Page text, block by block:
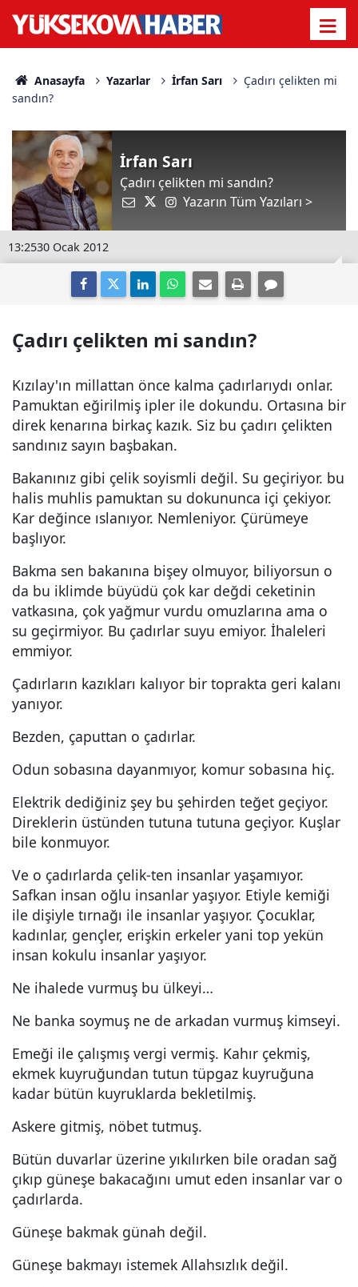
Anasayfa Yazarlar İrfan Sarı
Çadırı çelikten mi
sandın?
İrfan Sarı
Çadırı çelikten mi sandın?
Yazarın Tüm Yazıları >
13:2530 Ocak 2012
Çadırı çelikten mi sandın?
Kızılay'ın millattan önce kalma çadırlarıydı onlar.
Pamuktan eğirilmiş ipler ile dokundu. Ortasına bir
direk kenarına birkaç kazık. Siz bu çadırı çelikten
sandınız sayın başbakan.
Bakanınız gibi çelik soyismli değil. Su geçiriyor. bu
halis muhlis pamuktan su dokununca içi çekiyor.
Kar değince ıslanıyor. Nemleniyor. Çürümeye
başlıyor.
Bakma sen bakanına bişey olmuyor, biliyorsun o
da bu iklimde büyüdü çok kar değdi ceketinin
vatkasına, çok yağmur vurdu omuzlarına ama o
su geçirmiyor. Bu çadırlar suyu emiyor. İhaleleri
emmiyor.
Çadırların kazıkları kalıyor bir toprakta geri kalanı
yanıyor.
Bezden, çaputtan o çadırlar.
Odun sobasına dayanmıyor, komur sobasına hiç.
Elektrik dediğiniz şey bu şehirden teğet geçiyor.
Direklerin üstünden tutuna tutuna geçiyor. Kuşlar
bile konmuyor.
Ve o çadırlarda çelik-ten insanlar yaşamıyor.
Safkan insan oğlu insanlar yaşıyor. Etiyle kemiği
ile dişiyle tırnağı ile insanlar yaşıyor. Çocuklar,
kadınlar, gençler, erişkin erkeler yani top yekün
insan kokulu insanlar yaşıyor.
Ne ihalede vurmuş bu ülkeyi…
Ne banka soymuş ne de arkadan vurmuş kimseyi.
Emeği ile çalışmış vergi vermiş. Kahır çekmiş,
ekmek kuyruğundan tutun tüpgaz kuyruğuna
kadar bütün kuyruklarda bekletilmiş.
Askere gitmiş, nöbet tutmuş.
Bütün duvarlar üzerine yıkılırken bile oradan sağ
çıkıp güneşe bakacağını umut eden insanlar var o
çadırlarda.
Güneşe bakmak günah değil.
Güneşe bakmayı istemek Allahsızlık değil.